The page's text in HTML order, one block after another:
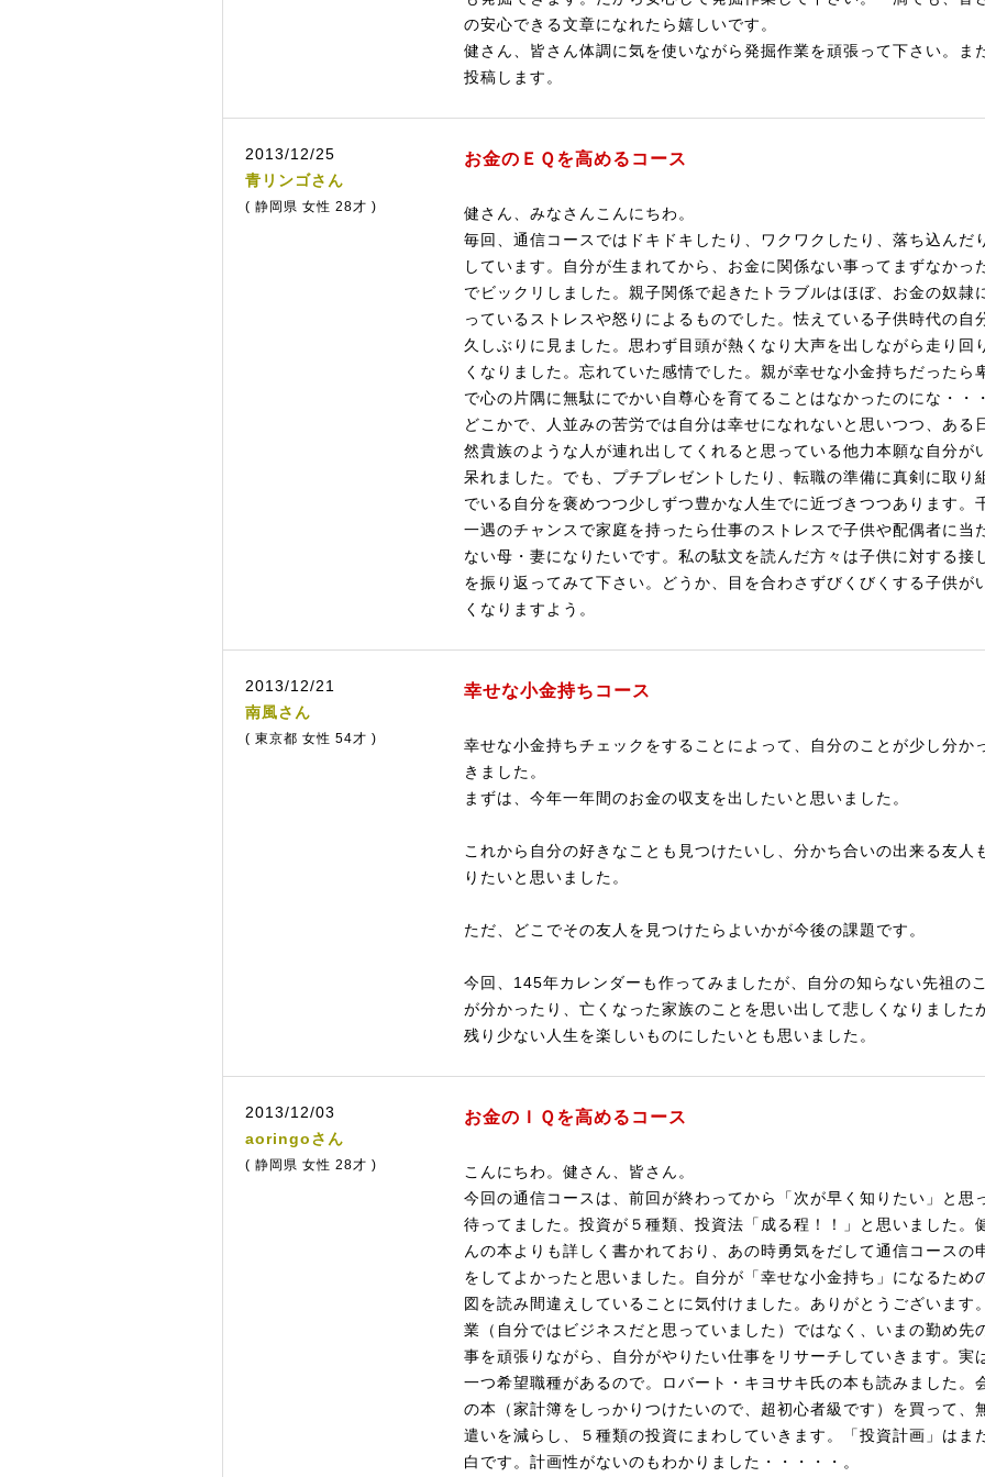
の安心できる文章になれたら嬉しいです。
健さん、皆さん体調に気を使いながら発掘作業を頑張って下さい。ま
投稿します。
2013/12/25
青リンゴさん
( 静岡県 女性 28才 )
お金のＥＱを高めるコース
健さん、みなさんこんにちわ。
毎回、通信コースではドキドキしたり、ワクワクしたり、落ち込んだ
しています。自分が生まれてから、お金に関係ない事ってまずなかっ
でビックリしました。親子関係で起きたトラブルはほぼ、お金の奴隷
っているストレスや怒りによるものでした。怯えている子供時代の自
久しぶりに見ました。思わず目頭が熱くなり大声を出しながら走り回
くなりました。忘れていた感情でした。親が幸せな小金持ちだったら
で心の片隅に無駄にでかい自尊心を育てることはなかったのにな・・
どこかで、人並みの苦労では自分は幸せになれないと思いつつ、ある
然貴族のような人が連れ出してくれると思っている他力本願な自分が
呆れました。でも、プチプレゼントしたり、転職の準備に真剣に取り
でいる自分を褒めつつ少しずつ豊かな人生でに近づきつつあります。
一遇のチャンスで家庭を持ったら仕事のストレスで子供や配偶者に当
ない母・妻になりたいです。私の駄文を読んだ方々は子供に対する接
を振り返ってみて下さい。どうか、目を合わさずびくびくする子供が
くなりますよう。
2013/12/21
南風さん
( 東京都 女性 54才 )
幸せな小金持ちコース
幸せな小金持ちチェックをすることによって、自分のことが少し分か
きました。
まずは、今年一年間のお金の収支を出したいと思いました。
これから自分の好きなことも見つけたいし、分かち合いの出来る友人
りたいと思いました。
ただ、どこでその友人を見つけたらよいかが今後の課題です。
今回、145年カレンダーも作ってみましたが、自分の知らない先祖の
が分かったり、亡くなった家族のことを思い出して悲しくなりました
残り少ない人生を楽しいものにしたいとも思いました。
2013/12/03
aoringoさん
( 静岡県 女性 28才 )
お金のＩＱを高めるコース
こんにちわ。健さん、皆さん。
今回の通信コースは、前回が終わってから「次が早く知りたい」と思
待ってました。投資が５種類、投資法「成る程！！」と思いました。
んの本よりも詳しく書かれており、あの時勇気をだして通信コースの
をしてよかったと思いました。自分が「幸せな小金持ち」になるため
図を読み間違えしていることに気付けました。ありがとうございます
業（自分ではビジネスだと思っていました）ではなく、いまの勤め先
事を頑張りながら、自分がやりたい仕事をリサーチしていきます。実
一つ希望職種があるので。ロバート・キヨサキ氏の本も読みました。
の本（家計簿をしっかりつけたいので、超初心者級です）を買って、
遣いを減らし、５種類の投資にまわしていきます。「投資計画」はま
白です。計画性がないのもわかりました・・・・・。